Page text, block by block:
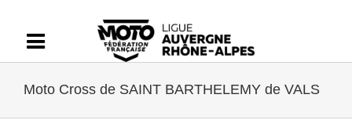
contenu
Moto Cross de SAINT BARTHELEMY de VALS